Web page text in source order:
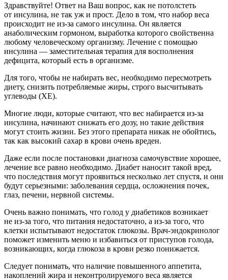
Здравствуйте! Ответ на Ваш вопрос, как не потолстеть
от инсулина, не так уж и прост. Дело в том, что набор веса
происходит не из-за самого инсулина. Он является
анаболическим гормоном, выработка которого свойственна
любому человеческому организму. Лечение с помощью
инсулина — заместительная терапия для восполнения
дефицита, который есть в организме.
Для того, чтобы не набирать вес, необходимо пересмотреть
диету, снизить потребляемые жиры, строго высчитывать
углеводы (ХЕ).
Многие люди, которые считают, что вес набирается из-за
инсулина, начинают снижать его дозу, но такие действия
могут стоить жизни. Без этого препарата никак не обойтись,
так как высокий сахар в крови очень вреден.
Даже если после постановки диагноза самочувствие хорошее,
лечение все равно необходимо. Диабет наносит такой вред,
что последствия могут проявиться несколько лет спустя, и они
будут серьезными: заболевания сердца, осложнения почек,
глаз, печени, нервной системы.
Очень важно понимать, что голод у диабетиков возникает
не из-за того, что питания недостаточно, а из-за того, что
клетки испытывают недостаток глюкозы. Врач-эндокринолог
поможет изменить меню и избавиться от приступов голода,
возникающих, когда глюкоза в крови резко понижается.
Следует понимать, что наличие повышенного аппетита,
накоплений жира и неконтролируемого веса является